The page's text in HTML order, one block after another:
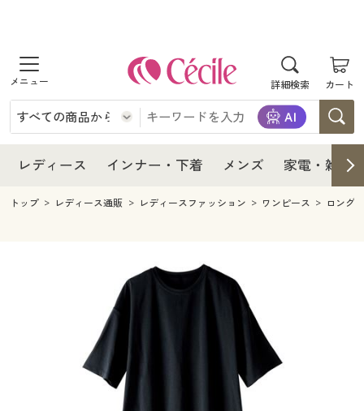
詳細検索 カート
商品を探す
レディース
レディースファッション
インナー・下着
インナー・下着通販すべて
ジュニア・ティーンズ下着
メンズ
メンズファッション
キッチン・雑貨・日用品
寝具・インテリア・家具
寝具・インテリア・家具通販すべて
美容・健康通販すべて
制服・スクール
レディース インナー・下着 メンズ 家電・雑貨
レディース
レディース通販すべて
レディースファッション
インナー・下着
インナー・下着通販すべて
ジュニア・ティーンズ下着
メンズ
キッチン・雑貨・日用品
寝具・インテリア・家具通販すべて
寝具・ベッド
美容・健康通販すべて
美容・健康・サプリメント
制服・スクール
制服・スクールすべて
大きいサイズ
トップ レディース通販 レディースファッション ワンピース ロング